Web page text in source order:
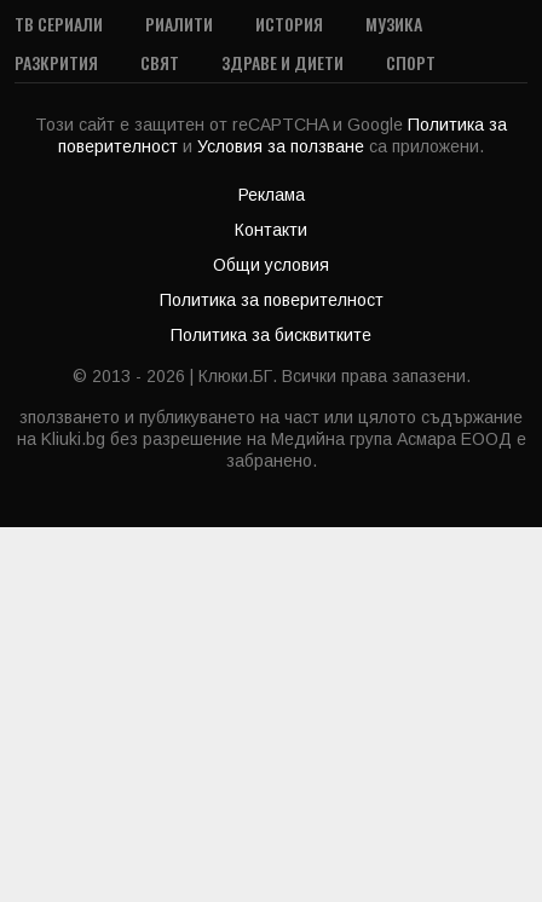
ТВ СЕРИАЛИ
РИАЛИТИ ИСТОРИЯ
МУЗИКА
РАЗКРИТИЯ
СВЯТ ЗДРАВЕ И ДИЕТИ СПОРТ
Този сайт е защитен от reCAPTCHA и Google Политика за
поверителност и Условия за ползване са приложени.
Реклама
Контакти
Общи условия
Политика за поверителност
Политика за бисквитките
© 2013 - 2026 | Клюки.БГ. Всички права запазени.
зползването и публикуването на част или цялото съдържание
на Kliuki.bg без разрешение на Медийна група Асмара ЕООД е
забранено.